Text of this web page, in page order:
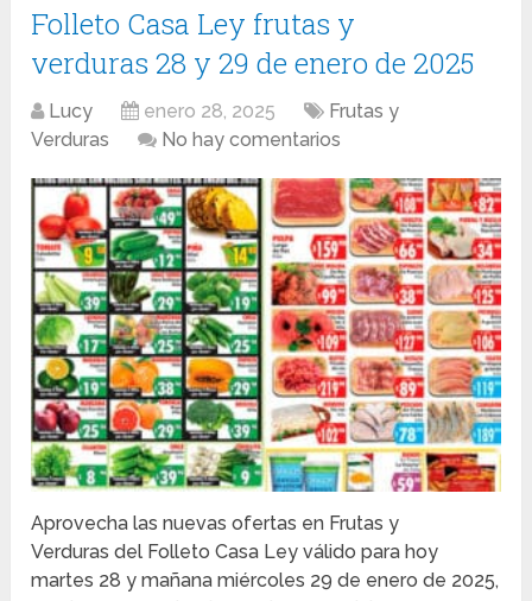
Folleto Casa Ley frutas y
verduras 28 y 29 de enero de 2025
Lucy enero 28, 2025
Frutas y
Verduras
No hay comentarios
Aprovecha las nuevas ofertas en Frutas y
Verduras del Folleto Casa Ley válido para hoy
martes 28 y mañana miércoles 29 de enero de 2025,